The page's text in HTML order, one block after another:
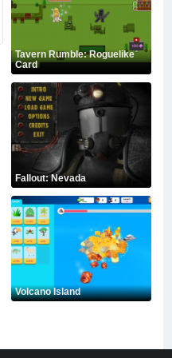
Tavern Rumble: Roguelike
Card
Fallout: Nevada
Volcano Island